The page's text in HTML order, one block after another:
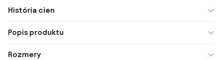
História cien
Popis produktu
Rozmery